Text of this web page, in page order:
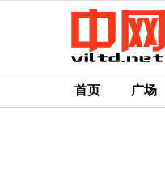
首页 广场